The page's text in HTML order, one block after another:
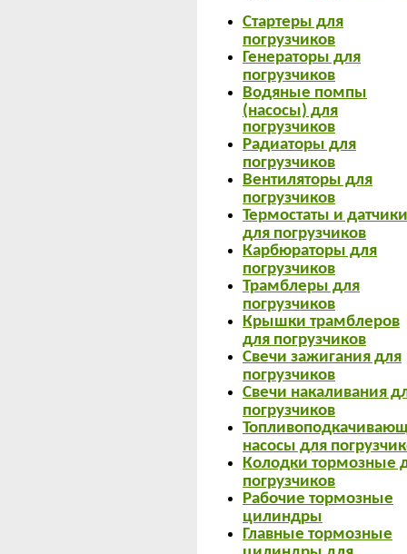
Стартеры для
погрузчиков
Генераторы для
погрузчиков
Водяные помпы
(насосы) для
погрузчиков
Радиаторы для
погрузчиков
Вентиляторы для
погрузчиков
Термостаты и датчики
для погрузчиков
Карбюраторы для
погрузчиков
Трамблеры для
погрузчиков
Крышки трамблеров
для погрузчиков
Свечи зажигания для
погрузчиков
Свечи накаливания
погрузчиков
насосы для
Колодки тормозные
погрузчиков
Рабочие тормозные
цилиндры
Главные тормозные